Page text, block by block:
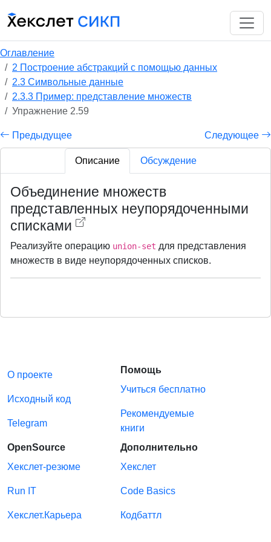
Оглавление
2 Построение абстракций с помощью данных
2.3 Символьные данные
2.3.3 Пример: представление множеств
Упражнение 2.59
Предыдущее Следующее
Описание Обсуждение
Объединение множеств
представленных неупорядоченными
списками
Реализуйте операцию union-set для представления
множеств в виде неупорядоченных списков.
О проекте
Исходный код
Telegram
Помощь
Учиться бесплатно
Рекомендуемые
книги
OpenSource
Хекслет-резюме
Run IT
Хекслет.Карьера
Дополнительно
Хекслет
Code Basics
Кодбаттл